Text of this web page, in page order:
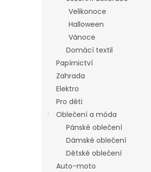
Velikonoce
Halloween
Vánoce
Domácí textil
Papírnictví
Zahrada
Elektro
Pro děti
Oblečení a móda
Pánské oblečení
Dámské oblečení
Dětské oblečení
Auto-moto